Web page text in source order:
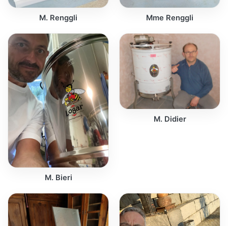
M. Renggli Mme Renggli
M. Bieri
M. Didier